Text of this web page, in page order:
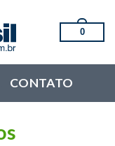
0
CONTATO